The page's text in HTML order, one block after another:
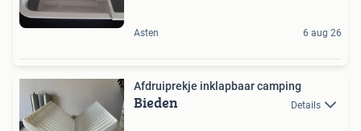
Asten 6 aug 26
Afdruiprekje inklapbaar camping
Bieden Details